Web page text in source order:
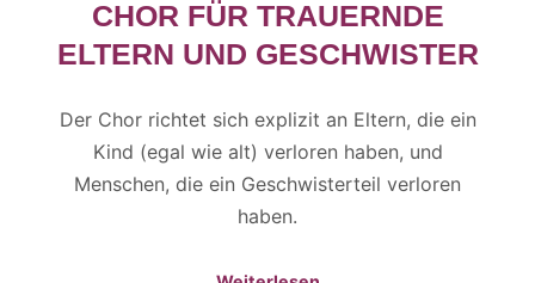
CHOR FÜR TRAUERNDE
ELTERN UND GESCHWISTER
Der Chor richtet sich explizit an Eltern, die ein
Kind (egal wie alt) verloren haben, und
Menschen, die ein Geschwisterteil verloren
haben.